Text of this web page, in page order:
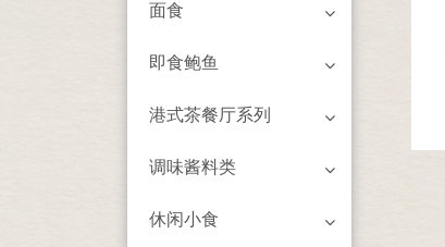
面食
即食鲍鱼
港式茶餐厅系列
调味酱料类
休闲小食